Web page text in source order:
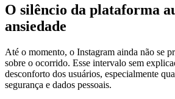
O silêncio da plataforma
ansiedade
Até o momento, o Instagram ainda não se
sobre o ocorrido. Esse intervalo sem
desconforto dos usuários, especialmente
segurança e dados pessoais.